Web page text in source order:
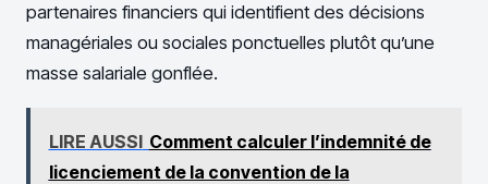
partenaires financiers qui identifient des décisions
managériales ou sociales ponctuelles plutôt qu’une
masse salariale gonflée.
LIRE AUSSI Comment calculer l’indemnité de
licenciement de la convention de la